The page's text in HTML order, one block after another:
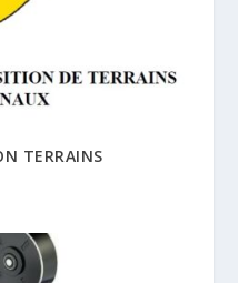
TERRAINS